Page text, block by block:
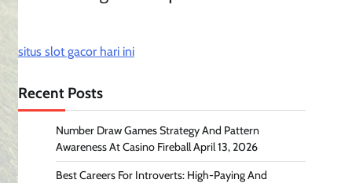
situs slot gacor hari ini
Recent Posts
Number Draw Games Strategy And Pattern
Awareness At Casino FireballApril 13, 2026
Best Careers For Introverts: High-Paying And